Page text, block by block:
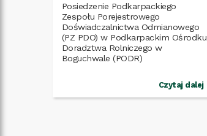
Posiedzenie Podkarpackiego
Zespołu Porejestrowego
Doświadczalnictwa Odmianowego
(PZ PDO) w Podkarpackim Ośrodku
Doradztwa Rolniczego w
Czytaj dalej